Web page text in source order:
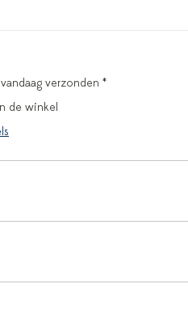
verzonden *
de winkel